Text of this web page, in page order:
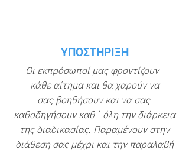
ΥΠΟΣΤΗΡΙΞΗ
Οι εκπρόσωποί μας φροντίζουν
κάθε αίτημα και θα χαρούν να
σας βοηθήσουν και να σας
καθοδηγήσουν καθ΄ όλη την διάρκεια
της διαδικασίας. Παραμένουν στην
διάθεση σας μέχρι και την παραλαβή